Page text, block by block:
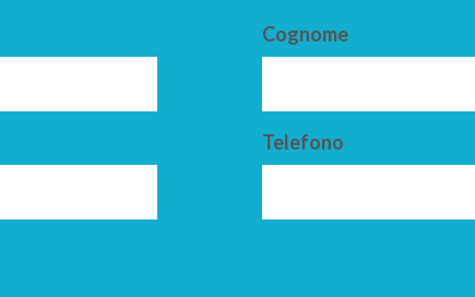
Cognome
Telefono